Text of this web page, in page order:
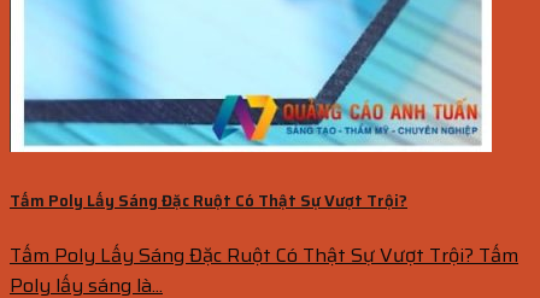
Tấm Poly Lấy Sáng Đặc Ruột Có Thật Sự Vượt Trội?
Tấm Poly Lấy Sáng Đặc Ruột Có Thật Sự Vượt Trội? Tấm
Poly lấy sáng là...